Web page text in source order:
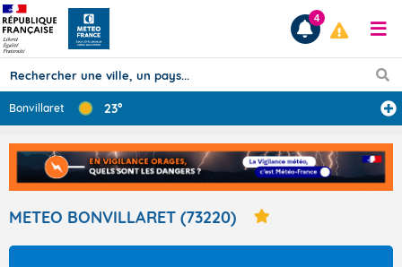
Prévisions
TOUS LES RÉSULTATS
Articles
4
Bonvillaret 23°
METEO BONVILLARET (73220)